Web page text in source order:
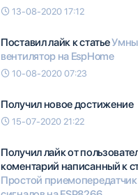
13-08-2020 17:12
Поставил лайк к статье
вентилятор на EspHome
10-08-2020 07:23
Получил новое достижение
15-07-2020 21:22
Получил лайк от
коментарий написанный к
Простой приемопередатчик